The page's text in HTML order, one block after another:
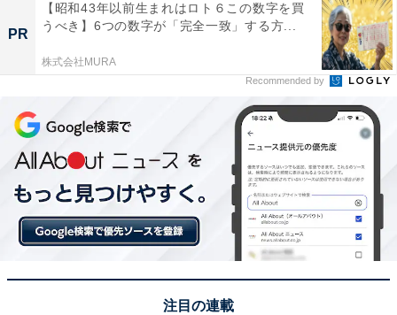
PR
【昭和43年以前生まれはロト６この数字を買
うべき】6つの数字が「完全一致」する方...
株式会社MURA
Recommended by
注目の連載